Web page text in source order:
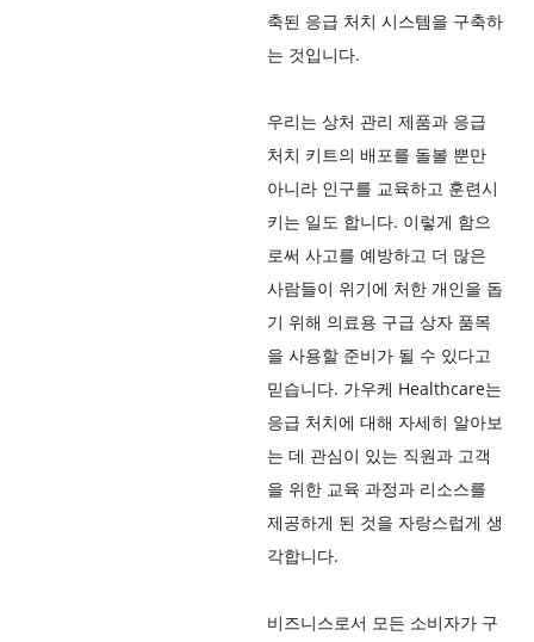
축된 응급 처치 시스템을 구축하
는 것입니다.
우리는 상처 관리 제품과 응급
처치 키트의 배포를 돌볼 뿐만
아니라 인구를 교육하고 훈련시
키는 일도 합니다. 이렇게 함으
로써 사고를 예방하고 더 많은
사람들이 위기에 처한 개인을 돕
기 위해 의료용 구급 상자 품목
을 사용할 준비가 될 수 있다고
믿습니다. 가우케 Healthcare는
응급 처치에 대해 자세히 알아보
는 데 관심이 있는 직원과 고객
을 위한 교육 과정과 리소스를
제공하게 된 것을 자랑스럽게 생
각합니다.
비즈니스로서 모든 소비자가 구